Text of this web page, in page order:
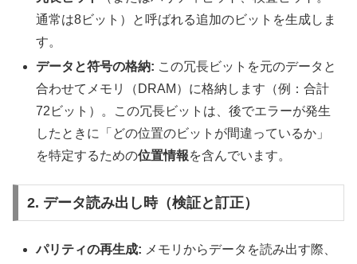
通常は8ビット）と呼ばれる追加のビットを生成しま
す。
データと符号の格納: この冗長ビットを元のデータと
合わせてメモリ（DRAM）に格納します（例：合計
72ビット）。この冗長ビットは、後でエラーが発生
したときに「どの位置のビットが間違っているか」
を特定するための位置情報を含んでいます。
2. データ読み出し時（検証と訂正）
パリティの再生成: メモリからデータを読み出す際、